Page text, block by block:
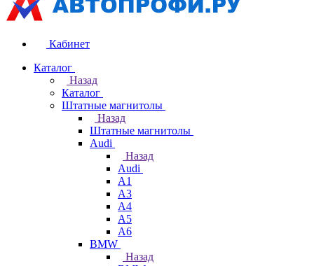
Кабинет
Каталог
Назад
Каталог
Штатные магнитолы
Назад
Штатные магнитолы
Audi
Назад
Audi
A1
A3
A4
A5
A6
BMW
Назад